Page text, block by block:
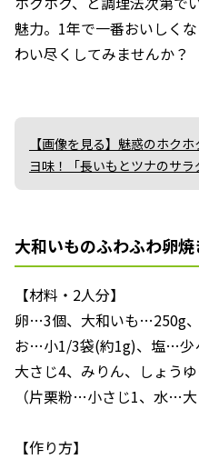
魅力。1年で一番おいしく
わい尽くしてみませんか？
【画像を見る】魅惑のホ
ヨ味！「長いもとツナのサラ
大和いものふわふわ卵焼
【材料・2人分】
卵…3個、大和いも…250g
お…小1/3袋(約1g)、塩…
大さじ4、みりん、しょう
（片栗粉…小さじ1、水…大
【作り方】